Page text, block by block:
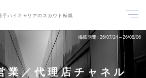
手ハイキャリアのスカウト転職
掲載期間 26/07/24～26/08/06
業／代理店チャネル